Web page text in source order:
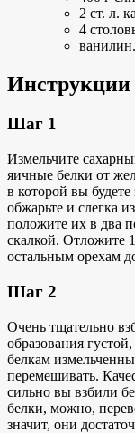
2 ст. л.
4
ванилин.
Инструкции
Шаг 1
Измельчите
яичные белки от
в которой вы
обжарьте и слегка
положите их в два
скалкой. Отложите
остальным орехам
Шаг 2
Очень тщательно
образования
белкам
перемешивать.
сильно вы взбили
белки, можно,
значит, они